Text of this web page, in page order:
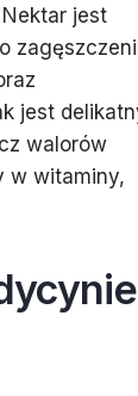
jest
jest
walorów
w witaminy,